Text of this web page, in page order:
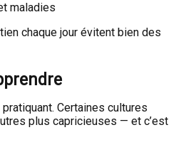
maladies
chaque jour évitent bien des
Certaines cultures
plus capricieuses — et c’est